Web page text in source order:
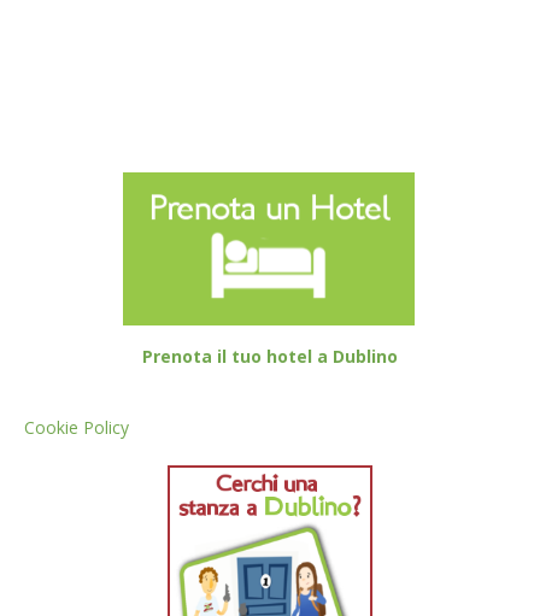
Prenota il tuo hotel a Dublino
Cookie Policy